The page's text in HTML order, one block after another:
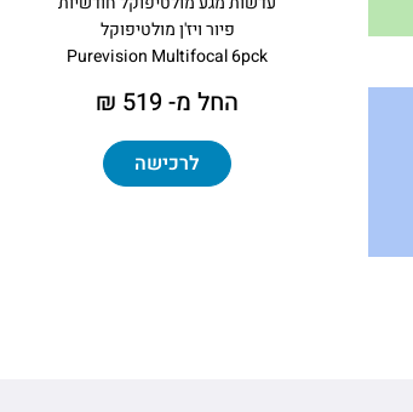
פיור ויז'ן מולטיפוקל
Purevision Multifocal 6pck
החל מ- 519 ₪
לרכישה